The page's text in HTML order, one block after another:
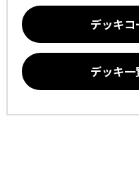
デッキ
デッキ